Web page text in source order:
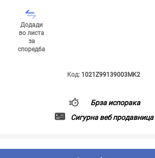
Додади
во листа
за
споредба
Код: 1021Z99139003MK2
Брза испорака
Сигурна веб продавница